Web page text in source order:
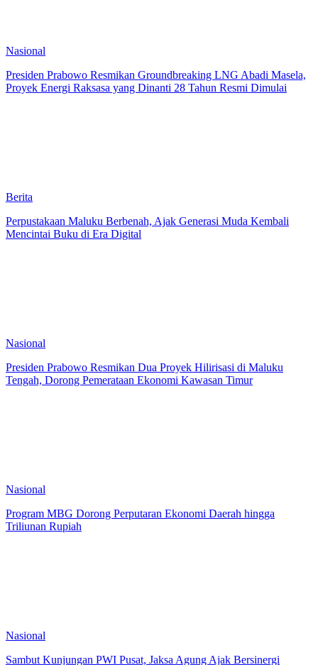
Nasional
Presiden Prabowo Resmikan Groundbreaking LNG Abadi Masela,
Proyek Energi Raksasa yang Dinanti 28 Tahun Resmi Dimulai
Berita
Perpustakaan Maluku Berbenah, Ajak Generasi Muda Kembali
Mencintai Buku di Era Digital
Nasional
Presiden Prabowo Resmikan Dua Proyek Hilirisasi di Maluku
Tengah, Dorong Pemerataan Ekonomi Kawasan Timur
Nasional
Program MBG Dorong Perputaran Ekonomi Daerah hingga
Triliunan Rupiah
Nasional
Sambut Kunjungan PWI Pusat, Jaksa Agung Ajak Bersinergi